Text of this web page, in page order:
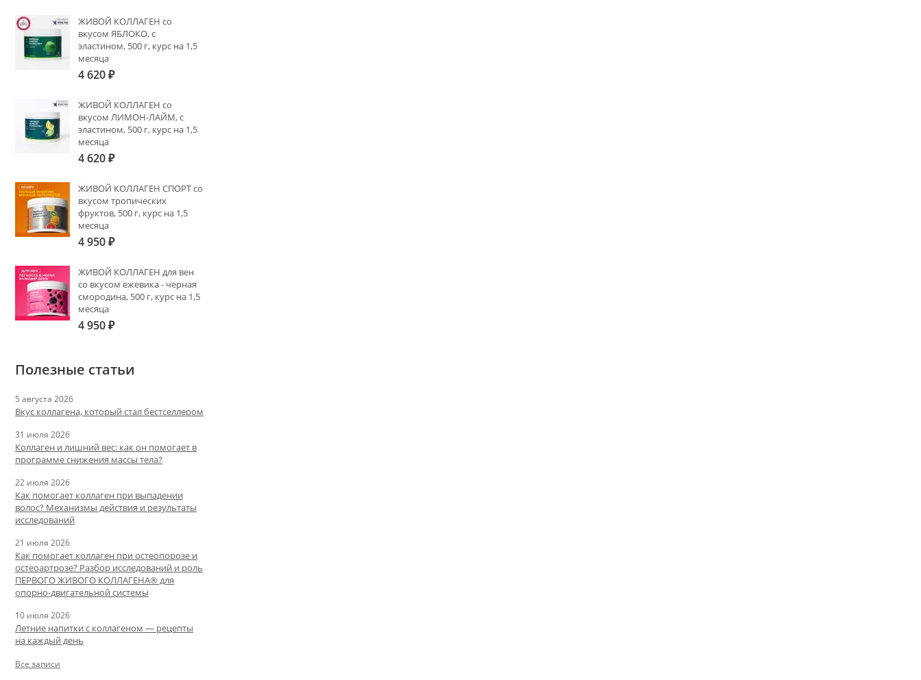
ЖИВОЙ КОЛЛАГЕН со
вкусом ЯБЛОКО, с
эластином, 500 г, курс на 1,5
месяца
4 620₽
ЖИВОЙ КОЛЛАГЕН со
вкусом ЛИМОН-ЛАЙМ, с
эластином, 500 г, курс на 1,5
месяца
4 620₽
ЖИВОЙ КОЛЛАГЕН СПОРТ со
вкусом тропических
фруктов, 500 г, курс на 1,5
месяца
4 950₽
ЖИВОЙ КОЛЛАГЕН для вен
со вкусом ежевика - черная
смородина, 500 г, курс на 1,5
месяца
4 950₽
Полезные статьи
5 августа 2026
Вкус коллагена, который стал бестселлером
31 июля 2026
Коллаген и лишний вес: как он помогает в
программе снижения массы тела?
22 июля 2026
Как помогает коллаген при выпадении
волос? Механизмы действия и результаты
исследований
21 июля 2026
Как помогает коллаген при остеопорозе и
остеоартрозе? Разбор исследований и роль
ПЕРВОГО ЖИВОГО КОЛЛАГЕНА® для
опорно-двигательной системы
10 июля 2026
Летние напитки с коллагеном — рецепты
на каждый день
Все записи